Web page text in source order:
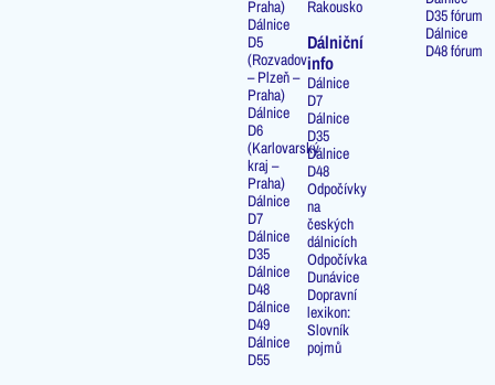
Praha)
Dálnice
D5
(Rozvadov
– Plzeň –
Praha)
Dálnice
D6
(Karlovarský
kraj –
Praha)
Dálnice
D7
Dálnice
D35
Dálnice
D48
Dálnice
D49
Dálnice
D55
Rakousko
Dálniční
info
Dálnice
D7
Dálnice
D35
Dálnice
D48
Odpočívky
na
českých
dálnicích
Odpočívka
Dunávice
Dopravní
lexikon:
Slovník
pojmů
D35 fórum
Dálnice
D48 fórum